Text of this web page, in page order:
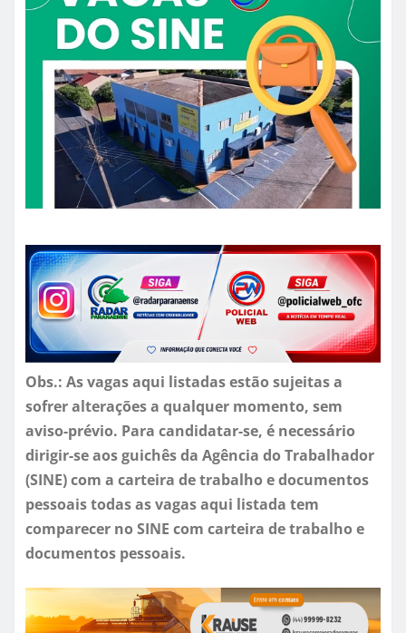
Obs.: As vagas aqui listadas estão sujeitas a
sofrer alterações a qualquer momento, sem
aviso-prévio. Para candidatar-se, é necessário
dirigir-se aos guichês da Agência do Trabalhador
(SINE) com a carteira de trabalho e documentos
pessoais todas as vagas aqui listada tem
comparecer no SINE com carteira de trabalho e
documentos pessoais.